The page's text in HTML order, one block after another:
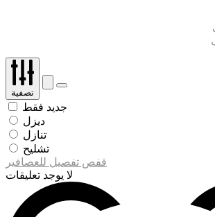
تصفية
جديد فقط
ديزل
تنازل
تشليح
قفص تفصيل للعصافير
لا يوجد تعليقات